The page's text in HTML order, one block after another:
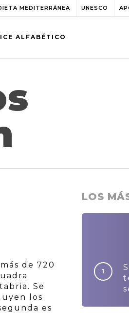
MEDITERRÁNEA UNESCO
ALFABÉTICO
de 720
Se
los
es
LOS